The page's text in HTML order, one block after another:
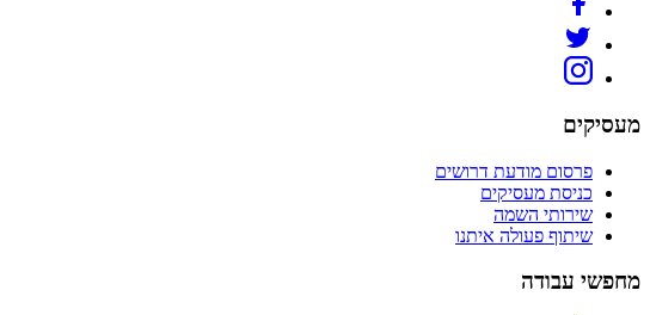
מעסיקים
פרסום מודעת דרושים
כניסת מעסיקים
שירותי השמה
שיתוף פעולה איתנו
מחפשי עבודה